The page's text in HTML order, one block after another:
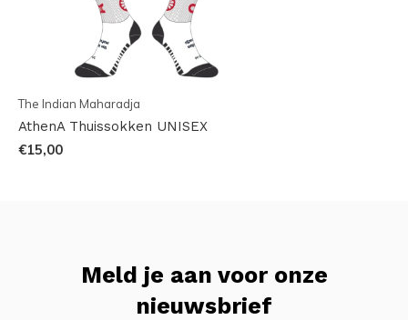
The Indian Maharadja
AthenA Thuissokken UNISEX
€15,00
Meld je aan voor onze
nieuwsbrief